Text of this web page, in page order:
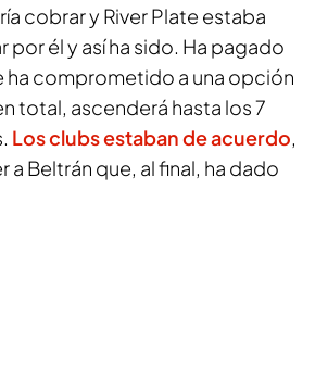
cobrar y River Plate estaba
por él y así ha sido. Ha pagado
ha comprometido a una opción
total, ascenderá hasta los 7
Los clubs estaban de acuerdo,
Beltrán que, al final, ha dado